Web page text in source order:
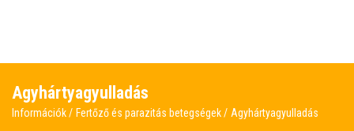
Agyhártyagyulladás
Információk Fertőző és parazitás betegségek Agyhártyagyulladás